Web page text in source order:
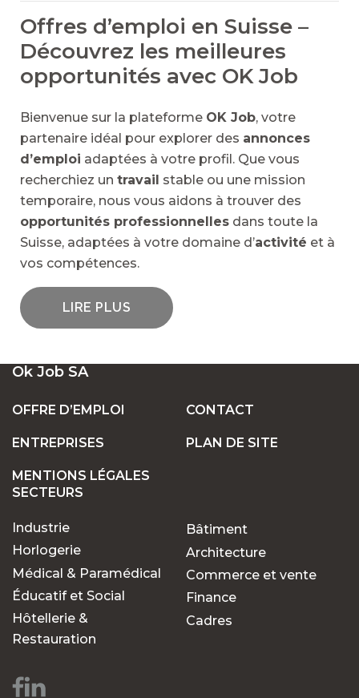
Offres d’emploi en Suisse –
Découvrez les meilleures
opportunités avec OK Job
Bienvenue sur la plateforme OK Job, votre
partenaire idéal pour explorer des annonces
d’emploi adaptées à votre profil. Que vous
recherchiez un travail stable ou une mission
temporaire, nous vous aidons à trouver des
opportunités professionnelles dans toute la
Suisse, adaptées à votre domaine d’activité et à
vos compétences.
LIRE PLUS
UN LARGE ÉVENTAIL D'EMPLOIS VACANTS
EN SUISSE
POSTES FIXES OU TEMPORAIRES :
POURQUOI CHOISIR OK JOB POUR VOS
RECHERCHES D'EMPLOIS ?
Des opportunités pour
chaque parcours
Ok Job SA
OFFRE D’EMPLOI
ENTREPRISES
MENTIONS LÉGALES
CONTACT
PLAN DE SITE
SECTEURS
Industrie
Horlogerie
Médical & Paramédical
Éducatif et Social
Hôtellerie &
Restauration
Bâtiment
Architecture
Commerce et vente
Finance
Cadres